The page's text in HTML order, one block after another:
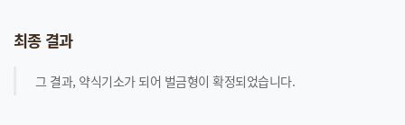
최종 결과
그 결과, 약식기소가 되어 벌금형이 확정되었습니다.